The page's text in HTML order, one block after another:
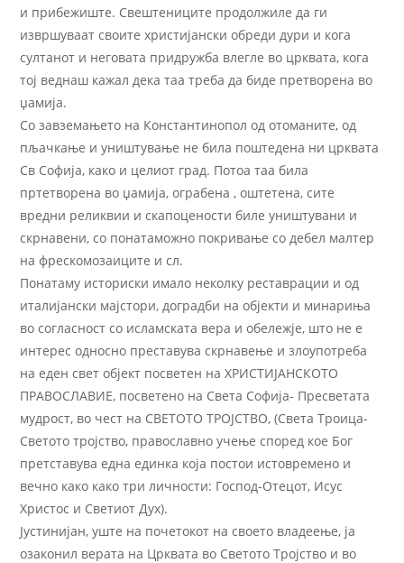
и прибежиште. Свештениците продолжиле да ги
извршуваат своите христијански обреди дури и кога
султанот и неговата придружба влегле во црквата, кога
тој веднаш кажал дека таа треба да биде претворена во
џамија.
Со завземањето на Константинопол од отоманите, од
пљачкање и уништување не била поштедена ни црквата
Св Софија, како и целиот град. Потоа таа била
пртетворена во џамија, ограбена , оштетена, сите
вредни реликвии и скапоцености биле уништувани и
скрнавени, со понатаможно покривање со дебел малтер
на фрескомозаиците и сл.
Понатаму историски имало неколку реставрации и од
италијански мајстори, доградби на објекти и минариња
во согласност со исламската вера и обележје, што не е
интерес односно преставува скрнавење и злоупотреба
на еден свет објект посветен на ХРИСТИЈАНСКОТО
ПРАВОСЛАВИЕ, посветено на Света Софија- Пресветата
мудрост, во чест на СВЕТОТО ТРОЈСТВО, (Света Троица-
Светото тројство, православно учење според кое Бог
претставува една единка која постои истовремено и
вечно како како три личности: Господ-Отецот, Исус
Христос и Светиот Дух).
Јустинијан, уште на почетокот на своето владеење, ја
озаконил верата на Црквата во Светото Тројство и во